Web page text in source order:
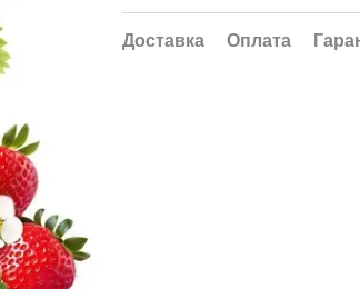
Доставка Оплата